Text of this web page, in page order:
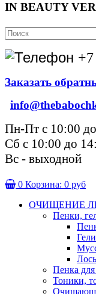
IN BEAUTY
Заказать
Пн-Пт с 10:00
Сб с 10:00 до
Вс - выходной
0 Корзина: 0 руб
ОЧИЩЕНИЕ
Пенки,
Пенка
Тоники,